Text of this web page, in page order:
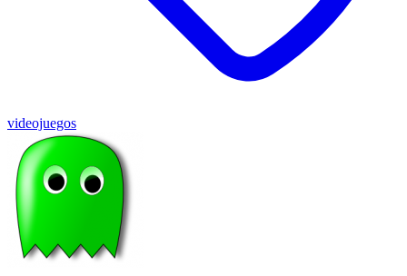
videojuegos